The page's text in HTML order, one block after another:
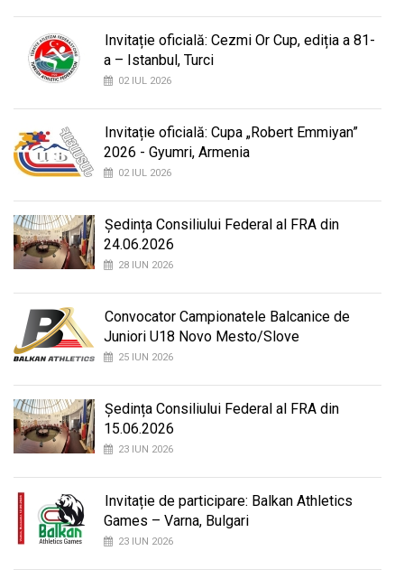
Invitație oficială: Cezmi Or Cup, ediția a 81-
a – Istanbul, Turci
02 IUL 2026
Invitație oficială: Cupa „Robert Emmiyan”
2026 - Gyumri, Armenia
02 IUL 2026
Ședința Consiliului Federal al FRA din
24.06.2026
28 IUN 2026
Convocator Campionatele Balcanice de
Juniori U18 Novo Mesto/Slove
25 IUN 2026
Ședința Consiliului Federal al FRA din
15.06.2026
23 IUN 2026
Invitație de participare: Balkan Athletics
Games – Varna, Bulgari
23 IUN 2026